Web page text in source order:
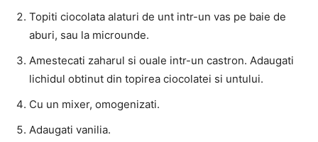
Topiti ciocolata alaturi de unt intr-un vas pe baie de
aburi, sau la microunde.
Amestecati zaharul si ouale intr-un castron. Adaugati
lichidul obtinut din topirea ciocolatei si untului.
Cu un mixer, omogenizati.
Adaugati vanilia.